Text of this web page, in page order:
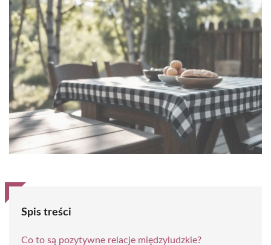
Spis treści
Co to są pozytywne relacje międzyludzkie?